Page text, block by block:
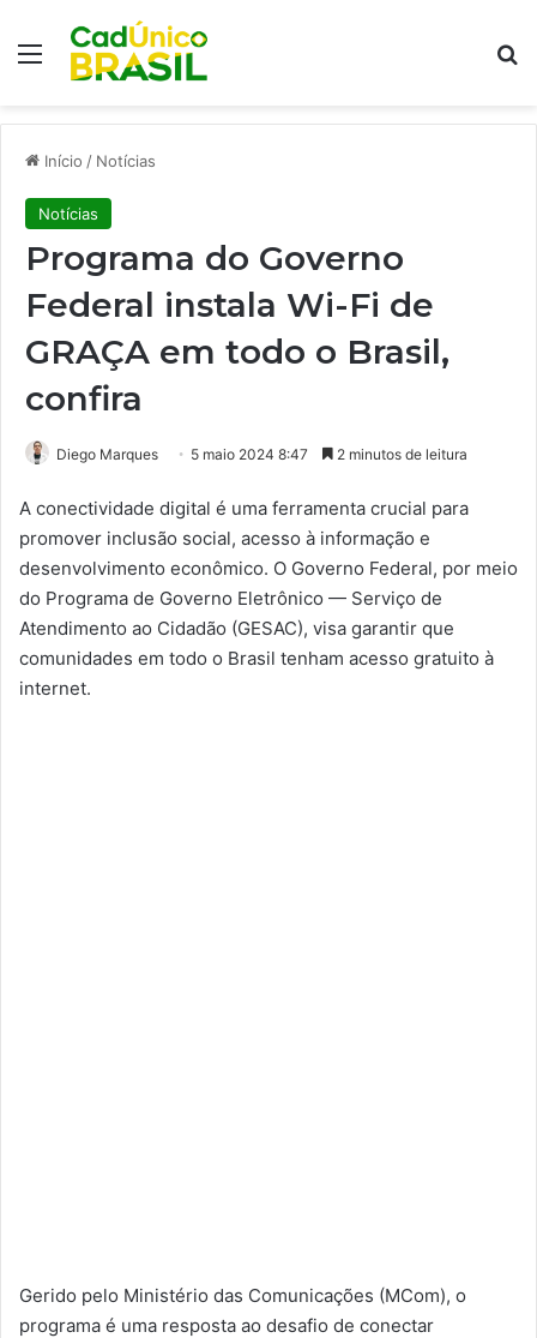
Menu
Início / Notícias
Notícias
Programa do Governo
Federal instala Wi-Fi de
GRAÇA em todo o Brasil,
confira
Diego Marques 5 maio 2024 8:47 2 minutos de leitura
A conectividade digital é uma ferramenta crucial para
promover inclusão social, acesso à informação e
desenvolvimento econômico. O Governo Federal, por meio
do Programa de Governo Eletrônico — Serviço de
Atendimento ao Cidadão (GESAC), visa garantir que
comunidades em todo o Brasil tenham acesso gratuito à
internet.
Gerido pelo Ministério das Comunicações (MCom), o
programa é uma resposta ao desafio de conectar